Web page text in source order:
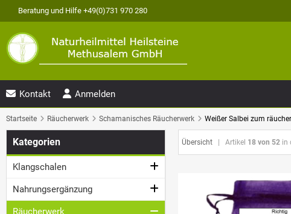
Beratung und Hilfe +49(0)731 970 280
Kontakt Anmelden
Startseite Räucherwerk Schamanisches Räucherwerk Weißer Salbei zum
Übersicht | Artikel 18 von 52 in
Kategorien
Klangschalen
Nahrungsergänzung
Räucherwerk